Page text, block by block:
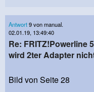
Antwort9 von manual.
02.01.19, 13:49:40
Re: FRITZ!Powerline
wird 2ter Adapter
Bild von Seite 28